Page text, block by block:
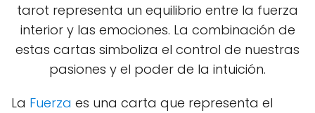
tarot representa un equilibrio entre la fuerza
interior y las emociones. La combinación de
estas cartas simboliza el control de nuestras
pasiones y el poder de la intuición.
La Fuerza es una carta que representa el